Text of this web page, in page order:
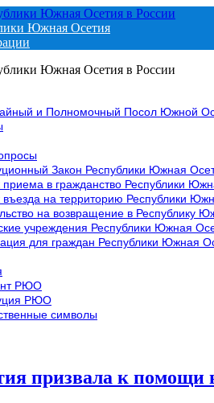
Южная Осетия
и Полномочный Посол Южной
Закон Республики Южная
приема в гражданство Республики
въезда на территорию Республики
на возвращение в Республику
учреждения Республики Южная
для граждан Республики Южная
РЮО
РЮО
символы
призвала к помощи